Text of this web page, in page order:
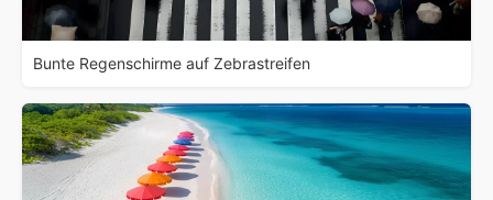
Bunte Regenschirme auf Zebrastreifen